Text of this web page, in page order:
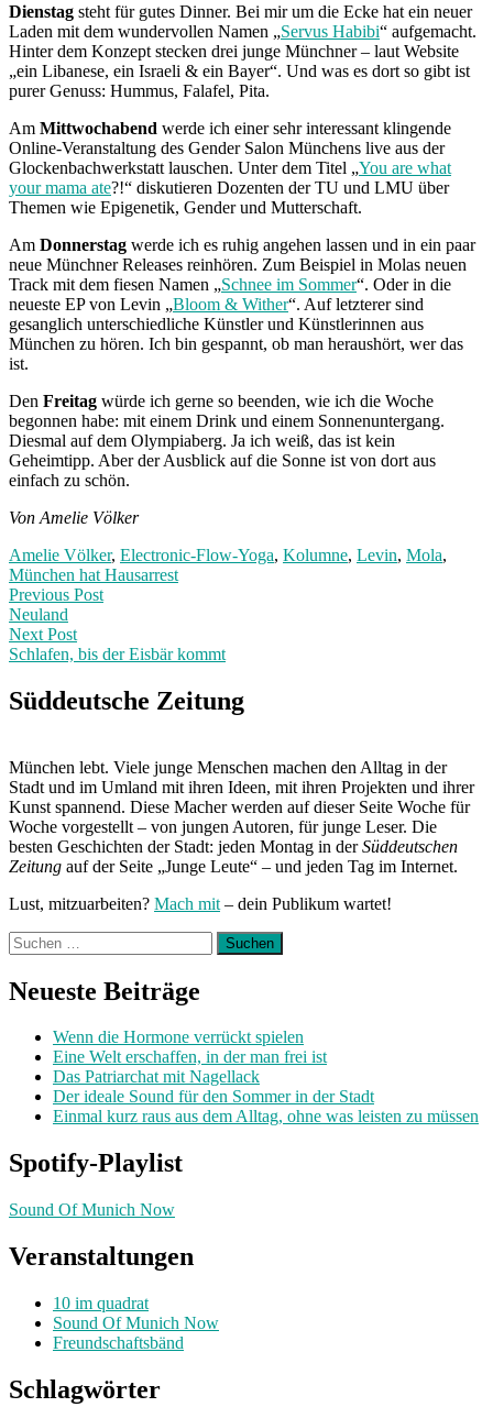
Dienstag steht für gutes Dinner. Bei mir um die Ecke hat ein neuer
Laden mit dem wundervollen Namen „Servus Habibi“ aufgemacht.
Hinter dem Konzept stecken drei junge Münchner – laut Website
„ein Libanese, ein Israeli & ein Bayer“. Und was es dort so gibt ist
purer Genuss: Hummus, Falafel, Pita.
Am Mittwochabend werde ich einer sehr interessant klingende
Online-Veranstaltung des Gender Salon Münchens live aus der
Glockenbachwerkstatt lauschen. Unter dem Titel „You are what
your mama ate?!“ diskutieren Dozenten der TU und LMU über
Themen wie Epigenetik, Gender und Mutterschaft.
Am Donnerstag werde ich es ruhig angehen lassen und in ein paar
neue Münchner Releases reinhören. Zum Beispiel in Molas neuen
Track mit dem fiesen Namen „Schnee im Sommer“. Oder in die
neueste EP von Levin „Bloom & Wither“. Auf letzterer sind
gesanglich unterschiedliche Künstler und Künstlerinnen aus
München zu hören. Ich bin gespannt, ob man heraushört, wer das
ist.
Den Freitag würde ich gerne so beenden, wie ich die Woche
begonnen habe: mit einem Drink und einem Sonnenuntergang.
Diesmal auf dem Olympiaberg. Ja ich weiß, das ist kein
Geheimtipp. Aber der Ausblick auf die Sonne ist von dort aus
einfach zu schön.
Von Amelie Völker
Amelie Völker, Electronic-Flow-Yoga, Kolumne, Levin, Mola,
München hat Hausarrest
Post
navigation
Previous PostPrevious
Neuland
Next Post
Schlafen, bis der Eisbär kommt
Post:
Süddeutsche Zeitung
München lebt. Viele junge Menschen machen den Alltag in der
Stadt und im Umland mit ihren Ideen, mit ihren Projekten und ihrer
Kunst spannend. Diese Macher werden auf dieser Seite Woche für
Woche vorgestellt – von jungen Autoren, für junge Leser. Die
besten Geschichten der Stadt: jeden Montag in derSüddeutschen
Zeitung auf der Seite „Junge Leute“ – und jeden Tag im Internet.
Lust, mitzuarbeiten? Mach mit – dein Publikum wartet!
Suchen
nach:
Neueste Beiträge
Wenn die Hormone verrückt spielen
Eine Welt erschaffen, in der man frei ist
Das Patriarchat mit Nagellack
Der ideale Sound für den Sommer in der Stadt
Einmal kurz raus aus dem Alltag, ohne was leisten zu müssen
Spotify-Playlist
Sound Of Munich Now
Veranstaltungen
10 im quadrat
Sound Of Munich Now
Freundschaftsbänd
Schlagwörter